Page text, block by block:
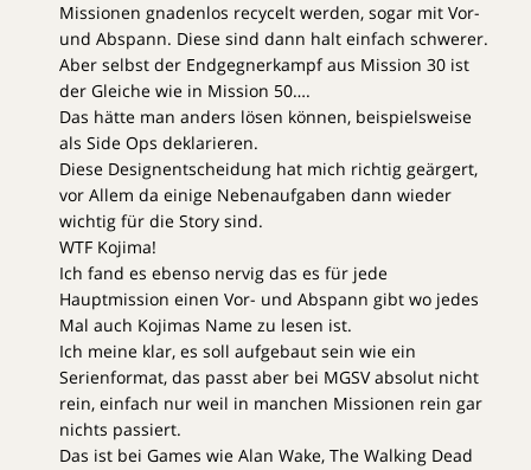
Missionen gnadenlos recycelt werden, sogar mit Vor-
und Abspann. Diese sind dann halt einfach schwerer.
Aber selbst der Endgegnerkampf aus Mission 30 ist
der Gleiche wie in Mission 50….
Das hätte man anders lösen können, beispielsweise
als Side Ops deklarieren.
Diese Designentscheidung hat mich richtig geärgert,
vor Allem da einige Nebenaufgaben dann wieder
wichtig für die Story sind.
WTF Kojima!
Ich fand es ebenso nervig das es für jede
Hauptmission einen Vor- und Abspann gibt wo jedes
Mal auch Kojimas Name zu lesen ist.
Ich meine klar, es soll aufgebaut sein wie ein
Serienformat, das passt aber bei MGSV absolut nicht
rein, einfach nur weil in manchen Missionen rein gar
nichts passiert.
Das ist bei Games wie Alan Wake, The Walking Dead